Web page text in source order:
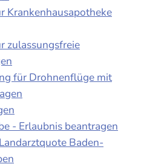
Krankenhausapotheke
zulassungsfreie
für Drohnenflüge mit
- Erlaubnis beantragen
Baden-